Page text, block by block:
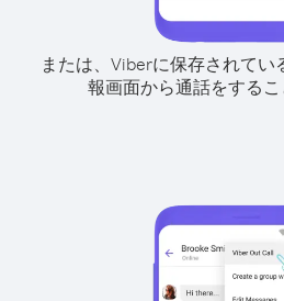
または、Viberに保存されてい
報画面から通話をするこ